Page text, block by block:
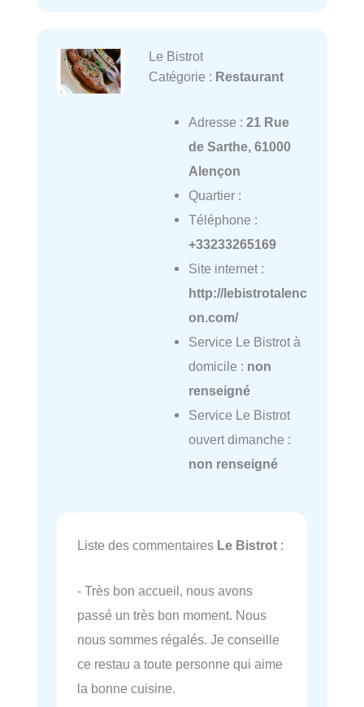
Le Bistrot
Catégorie : Restaurant
Adresse : 21 Rue
de Sarthe, 61000
Alençon
Quartier :
Téléphone :
+33233265169
Site internet :
http://lebistrotalenc
on.com/
Service Le Bistrot à
domicile : non
renseigné
Service Le Bistrot
ouvert dimanche :
non renseigné
Liste des commentaires Le Bistrot :
- Très bon accueil, nous avons
passé un très bon moment. Nous
nous sommes régalés. Je conseille
ce restau a toute personne qui aime
la bonne cuisine.